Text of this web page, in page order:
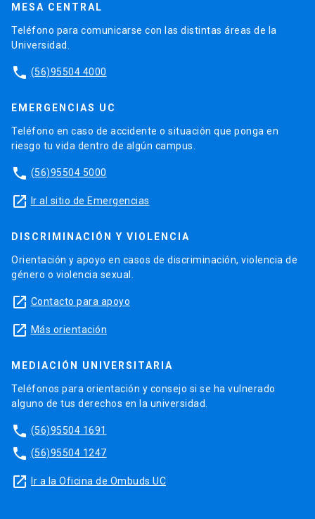
MESA CENTRAL
Teléfono para comunicarse con las distintas áreas de la
Universidad.
phone (56)95504 4000
EMERGENCIAS UC
Teléfono en caso de accidente o situación que ponga en
riesgo tu vida dentro de algún campus.
phone (56)95504 5000
launch Ir al sitio de Emergencias
DISCRIMINACIÓN Y VIOLENCIA
Orientación y apoyo en casos de discriminación, violencia de
género o violencia sexual.
launch Contacto para apoyo
launch Más orientación
MEDIACIÓN UNIVERSITARIA
Teléfonos para orientación y consejo si se ha vulnerado
alguno de tus derechos en la universidad.
phone (56)95504 1691
phone (56)95504 1247
launch Ir a la Oficina de Ombuds UC